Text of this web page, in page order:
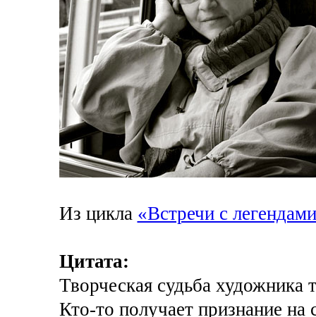
Из цикла «Встречи с
Цитата:
Творческая судьба художника
Кто-то получает признание на